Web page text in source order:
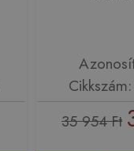
35 954 Ft